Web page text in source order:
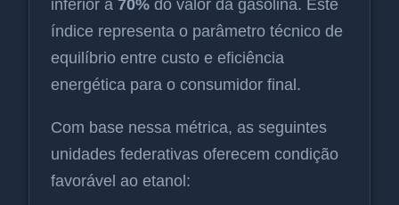
inferior a 70% do valor da gasolina. Este
índice representa o parâmetro técnico de
equilíbrio entre custo e eficiência
energética para o consumidor final.
Com base nessa métrica, as seguintes
unidades federativas oferecem condição
favorável ao etanol: